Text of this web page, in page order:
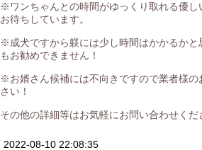
※ワンちゃんとの時間がゆっくり取れる優し
お待ちしています。
※成犬ですから躾には少し時間はかかるかと
もお勧めできません！
※お婿さん候補には不向きですので業者様の
さい！
その他の詳細等はお気軽にお問い合わせくだ
2022-08-10 22:08:35